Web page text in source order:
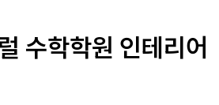
수학학원 인테리어